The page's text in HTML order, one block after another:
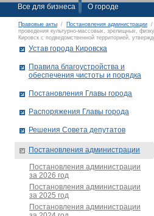
Все для бизнеса О городе
Правовые акты / Постановления администрации /
проведения культурно-массовых, зрелищных,
Кировск с подведомственной территорией,
Устав города Кировска
Правила благоустройства и
обеспечения чистоты и порядка
Постановления Главы города
Распоряжения Главы города
Решения Совета депутатов
Постановления администрации
Постановления администрации
за 2026 год
Постановления администрации
за 2025 год
Постановления администрации